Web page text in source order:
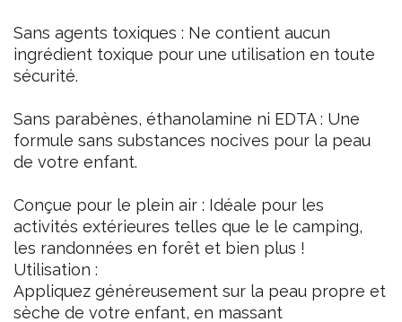
Sans agents toxiques : Ne contient aucun
ingrédient toxique pour une utilisation en toute
sécurité.
Sans parabènes, éthanolamine ni EDTA : Une
formule sans substances nocives pour la peau
de votre enfant.
Conçue pour le plein air : Idéale pour les
activités extérieures telles que le le camping,
les randonnées en forêt et bien plus !
Utilisation :
Appliquez généreusement sur la peau propre et
sèche de votre enfant, en massant